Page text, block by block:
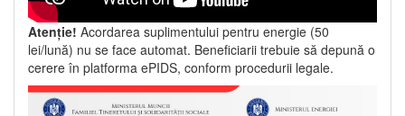
Atenție! Acordarea suplimentului pentru energie (50
lei/lună) nu se face automat. Beneficiarii trebuie să depună o
cerere în platforma ePIDS, conform procedurii legale.